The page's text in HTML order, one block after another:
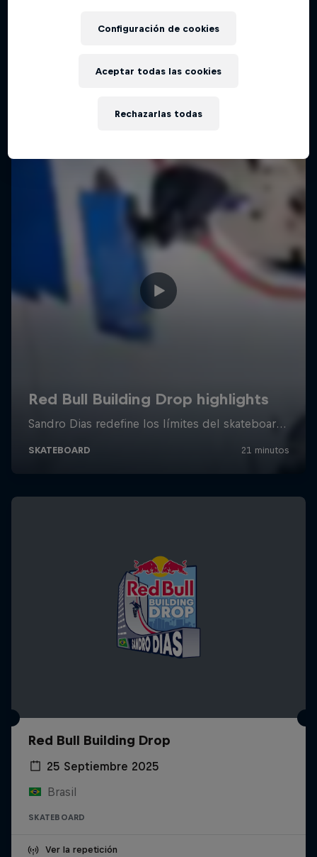
Red Bull Building Drop
25 Septiembre 2025
Brasil
SKATEBOARD
Ver la repetición
Configuración de cookies
Rechazarlas todas
Aceptar todas las cookies